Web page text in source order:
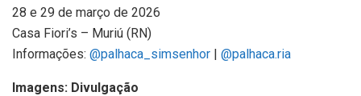
28 e 29 de março de 2026
Casa Fiori’s – Muriú (RN)
Informações: @palhaca_simsenhor | @palhaca.ria
Imagens: Divulgação